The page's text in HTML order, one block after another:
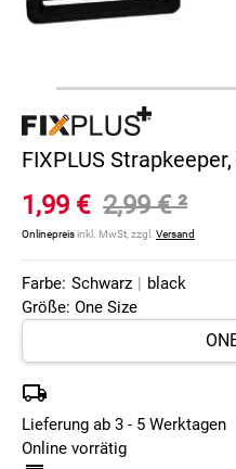
FIXPLUS
1,99 € 2,99 €²
Onlinepreisinkl. MwSt, zzgl. Versand
Farbe: Schwarz | black
Größe: One Size
Lieferung ab 3 - 5 Werktagen
Online vorrätig